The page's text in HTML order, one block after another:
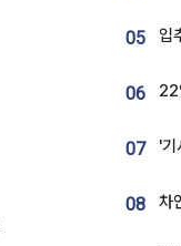
05
06
07 '기
08